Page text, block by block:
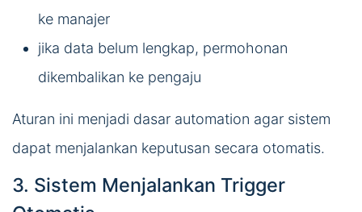
ke manajer
jika data belum lengkap, permohonan
dikembalikan ke pengaju
Aturan ini menjadi dasar automation agar sistem
dapat menjalankan keputusan secara otomatis.
3. Sistem Menjalankan Trigger